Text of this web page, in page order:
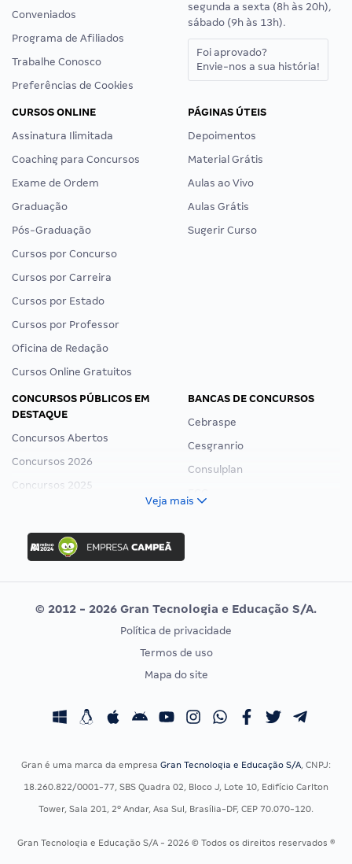
Conveniados
Programa de Afiliados
Trabalhe Conosco
Preferências de Cookies
segunda a sexta (8h às 20h),
sábado (9h às 13h).
Foi aprovado?
Envie-nos a sua história!
CURSOS ONLINE
Assinatura Ilimitada
Coaching para Concursos
Exame de Ordem
Graduação
Pós-Graduação
Cursos por Concurso
Cursos por Carreira
Cursos por Estado
Cursos por Professor
Oficina de Redação
Cursos Online Gratuitos
PÁGINAS ÚTEIS
Depoimentos
Material Grátis
Aulas ao Vivo
Aulas Grátis
Sugerir Curso
CONCURSOS PÚBLICOS EM
DESTAQUE
Concursos Abertos
Concursos 2026
Concursos 2025
Concurso Ibama
Concurso MPU
Editais publicados
BANCAS DE CONCURSOS
Cebraspe
Cesgranrio
Consulplan
Vunesp
CONCURSOS POR PROFISSÃO
Concursos Fiscais
Concursos Saúde
Residência Multiprofissional
EXAME DE ORDEM
Calendário OAB
Veja mais
© 2012 - 2026 Gran Tecnologia e Educação S/A.
Política de privacidade
Termos de uso
Mapa do site
Gran é uma marca da empresa Gran Tecnologia e Educação S/A, CNPJ:
18.260.822/0001-77, SBS Quadra 02, Bloco J, Lote 10, Edifício Carlton
Tower, Sala 201, 2º Andar, Asa Sul, Brasília-DF, CEP 70.070-120.
Gran Tecnologia e Educação S/A - 2026 © Todos os direitos reservados ®